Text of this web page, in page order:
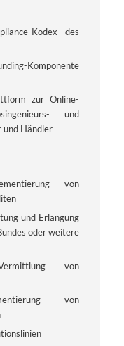
Kodex des
Komponente
zur Online-
und
Händler
von
und Erlangung
oder weitere
von
von